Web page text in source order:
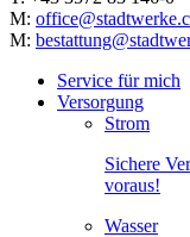
M:
M:
Service für mich
Versorgung
Strom
Sichere
voraus!
Wasser